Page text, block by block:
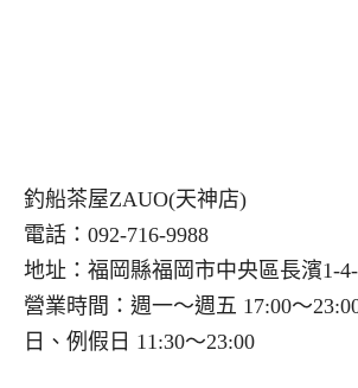
釣船茶屋ZAUO(天神店)
電話：092-716-9988
地址：福岡縣福岡市中央區長濱1-
營業時間：週一～週五 17:00～
日、例假日 11:30～23:00